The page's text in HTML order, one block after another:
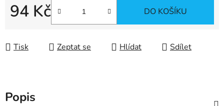
94 Kč
Měrná cena:
DO KOŠÍKU
Tisk Zeptat se Hlídat Sdílet
Popis